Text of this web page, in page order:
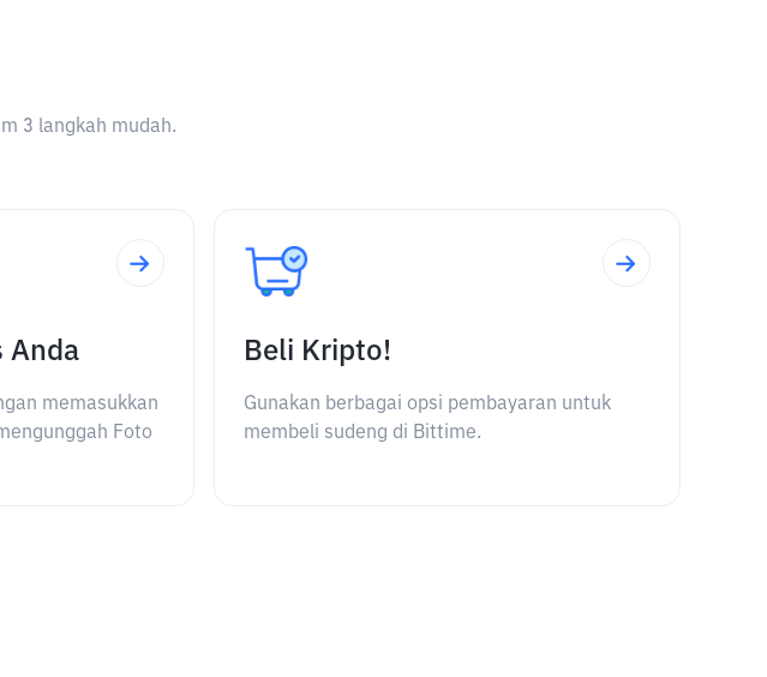
3 langkah mudah.
Anda
memasukkan
Foto
Beli Kripto!
Gunakan berbagai opsi pembayaran untuk
membeli sudeng di Bittime.